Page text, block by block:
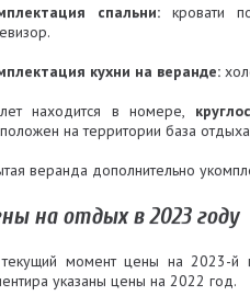
спальни:кровати по
кухни на веранде:
находится в номере,
на территории база
веранда дополнительно
на отдых в 2023 году
момент цены на 2023-й
указаны цены на 2022 год.